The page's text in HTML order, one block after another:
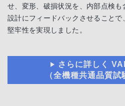
せ、変形、破損状況を、内部点検
設計にフィードバックさせることで
堅牢性を実現しました。
さらに詳しく
（全機種共通品質試